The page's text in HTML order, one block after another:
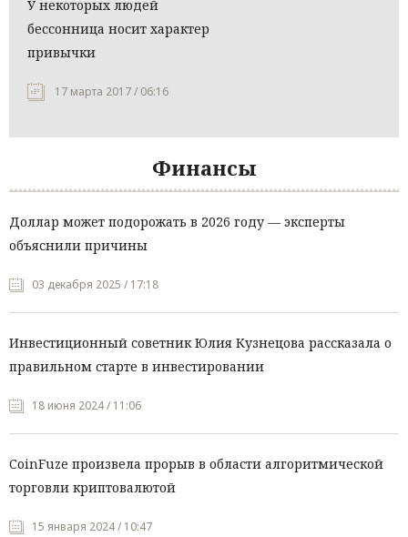
У некоторых людей
бессонница носит характер
привычки
17 марта 2017 / 06:16
Финансы
Доллар может подорожать в 2026 году — эксперты
объяснили причины
03 декабря 2025 / 17:18
Инвестиционный советник Юлия Кузнецова рассказала о
правильном старте в инвестировании
18 июня 2024 / 11:06
CoinFuze произвела прорыв в области алгоритмической
торговли криптовалютой
15 января 2024 / 10:47